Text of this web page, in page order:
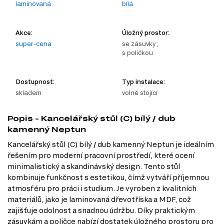
laminovaná bílá
Akce:
super-cena
Úložný prostor:
se zásuvky ;
s poličkou
Dostupnost:
skladem
Typ instalace:
volně stojící
Popis - Kancelářský stůl (C) bílý / dub
kamenný Neptun
Kancelářský stůl (C) bílý / dub kamenný Neptun je ideálním
řešením pro moderní pracovní prostředí, které ocení
minimalistický a skandinávský design. Tento stůl
kombinuje funkčnost s estetikou, čímž vytváří příjemnou
atmosféru pro práci i studium. Je vyroben z kvalitních
materiálů, jako je laminovaná dřevotříska a MDF, což
zajišťuje odolnost a snadnou údržbu. Díky praktickým
zásuvkám a poličce nabízí dostatek úložného prostoru pro